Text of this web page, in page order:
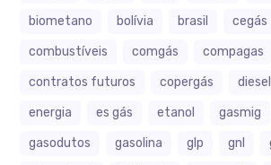
biometano
bolívia brasil cegás
combustíveis
comgás compagas
contratos futuros
copergás diesel
energia
es gás etanol gasmig
gasodutos
gasolina glp gnl